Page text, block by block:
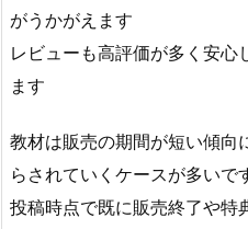
がうかがえます
レビューも高評価が多く安心
ます
教材は販売の期間が短い傾向
らされていくケースが多いで
投稿時点で既に販売終了や特